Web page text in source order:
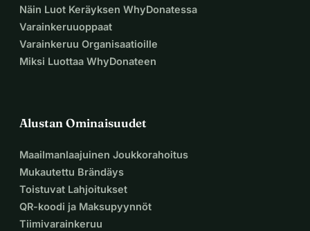
Näin Luot Keräyksen WhyDonatessa
Varainkeruuoppaat
Varainkeruu Organisaatioille
Miksi Luottaa WhyDonateen
Alustan Ominaisuudet
Maailmanlaajuinen Joukkorahoitus
Mukautettu Brändäys
Toistuvat Lahjoitukset
QR-koodi ja Maksupyynnöt
Tiimivarainkeruu